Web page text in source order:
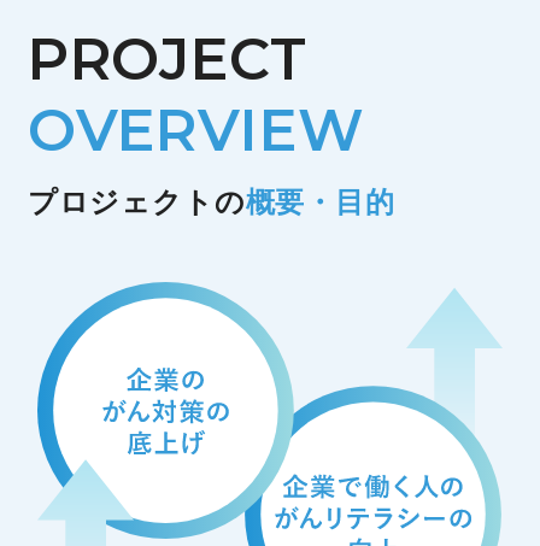
PROJECT
OVERVIEW
プロジェクトの概要・目的